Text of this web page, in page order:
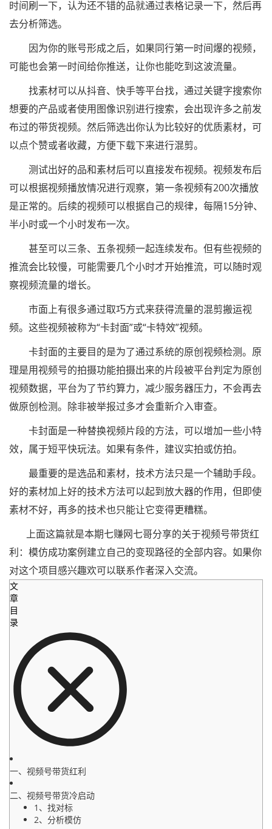
时间刷一下，认为还不错的品就通过表格记录一下，然后再
去分析筛选。
因为你的账号形成之后，如果同行第一时间爆的视频，
可能也会第一时间给你推送，让你也能吃到这波流量。
找素材可以从抖音、快手等平台找，通过关键字搜索你
想要的产品或者使用图像识别进行搜索，会出现许多之前发
布过的带货视频。然后筛选出你认为比较好的优质素材，可
以点个赞或者收藏，方便下载下来进行混剪。
测试出好的品和素材后可以直接发布视频。视频发布后
可以根据视频播放情况进行观察，第一条视频有200次播放
是正常的。后续的视频可以根据自己的规律，每隔15分钟、
半小时或一个小时发布一次。
甚至可以三条、五条视频一起连续发布。但有些视频的
推流会比较慢，可能需要几个小时才开始推流，可以随时观
察视频流量的增长。
市面上有很多通过取巧方式来获得流量的混剪搬运视
频。这些视频被称为“卡封面”或“卡特效”视频。
卡封面的主要目的是为了通过系统的原创视频检测。原
理是用视频号的拍摄功能拍摄出来的片段被平台判定为原创
视频数据，平台为了节约算力，减少服务器压力，不会再去
做原创检测。除非被举报过多才会重新介入审查。
卡封面是一种替换视频片段的方法，可以增加一些小特
效，属于短平快玩法。如果有条件，建议实拍或仿拍。
最重要的是选品和素材，技术方法只是一个辅助手段。
好的素材加上好的技术方法可以起到放大器的作用，但即使
素材不好，再多的技术也只能让它变得更糟糕。
上面这篇就是本期七赚网七哥分享的关于视频号带货红
利：模仿成功案例建立自己的变现路径的全部内容。如果你
对这个项目感兴趣欢可以联系作者深入交流。
文
章
目
录
一、视频号带货红利
二、视频号带货冷启动
1、找对标
2、分析模仿